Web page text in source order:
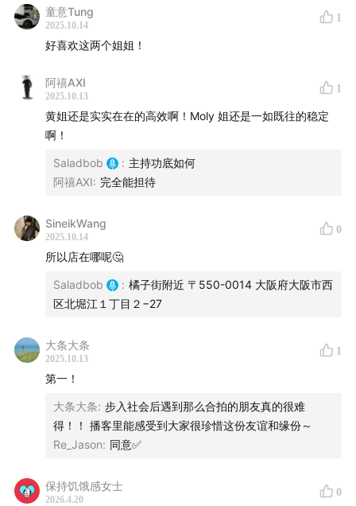
童意Tung
2025.10.14
1
好喜欢这两个姐姐！
阿禧AXI
2025.10.13
1
黄姐还是实实在在的高效啊！Moly 姐还是一如既往的稳定
啊！
Saladbob : 主持功底如何
阿禧AXI: 完全能担待
SineikWang
2025.10.14
0
所以店在哪呢🤔
Saladbob : 橘子街附近 〒550-0014 大阪府大阪市西
区北堀江１丁目２−27
大条大条
2025.10.13
1
第一！
大条大条: 步入社会后遇到那么合拍的朋友真的很难
得！！ 播客里能感受到大家很珍惜这份友谊和缘份～
Re_Jason: 同意✅
保持饥饿感女士
2026.4.20
0